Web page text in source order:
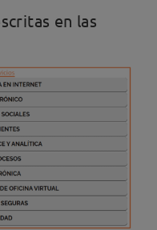
en las